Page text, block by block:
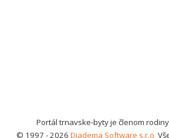
Portál trnavske-byty je členom rodiny
© 1997 - 2026 Diadema Software s.r.o.